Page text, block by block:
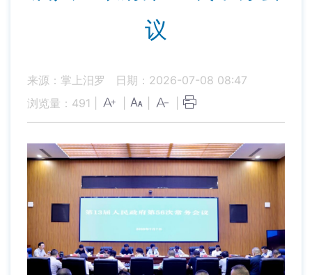
议
来源：掌上汨罗
日期：2026-07-08 08:47
浏览量： 491